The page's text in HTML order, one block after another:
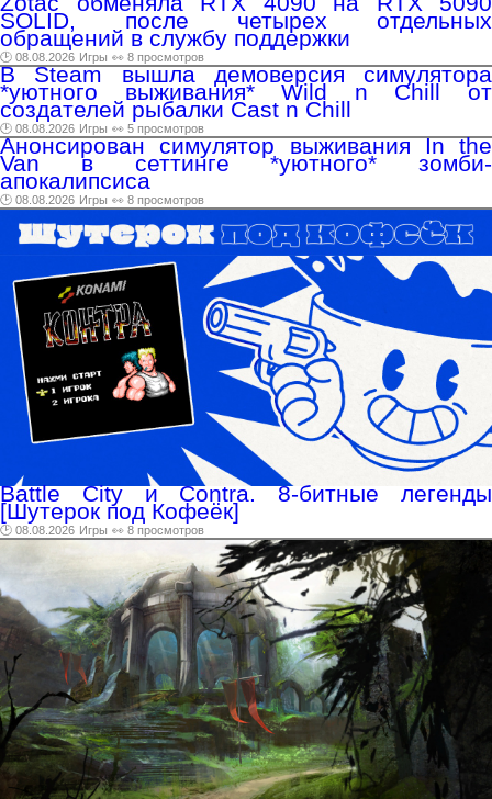
SOLID, после четырех отдельных
обращений в службу поддержки
🕑 08.08.2026 Игры 👀 8 просмотров
В Steam вышла демоверсия симулятора
*уютного выживания* Wild n Chill от
создателей рыбалки Cast n Chill
🕑 08.08.2026 Игры 👀 5 просмотров
Анонсирован симулятор выживания In the
Van в сеттинге *уютного* зомби-
апокалипсиса
🕑 08.08.2026 Игры 👀 8 просмотров
Battle City и Contra. 8-битные легенды
[Шутерок под Кофеёк]
🕑 08.08.2026 Игры 👀 8 просмотров